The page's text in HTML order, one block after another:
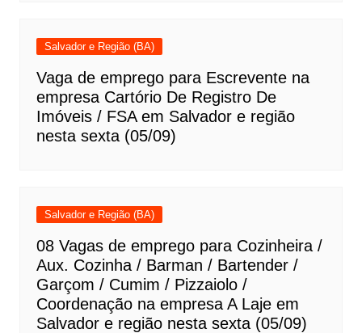
Salvador e Região (BA)
Vaga de emprego para Escrevente na
empresa Cartório De Registro De
Imóveis / FSA em Salvador e região
nesta sexta (05/09)
Salvador e Região (BA)
08 Vagas de emprego para Cozinheira /
Aux. Cozinha / Barman / Bartender /
Garçom / Cumim / Pizzaiolo /
Coordenação na empresa A Laje em
Salvador e região nesta sexta (05/09)